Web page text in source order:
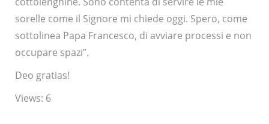
sorelle come il Signore mi chiede oggi. Spero, come
sottolinea Papa Francesco, di avviare processi e non
occupare spazi”.
Deo gratias!
Views: 6